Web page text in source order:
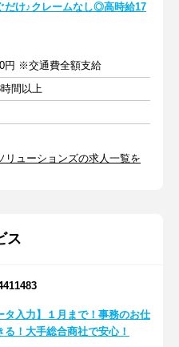
だけ♪クレームなし◎高時給17
円 ※交通費全額支給
間以上
リューションズの求人一覧を
ス
タ入力】１月まで！事務のお仕
る！大手総合商社で安心！